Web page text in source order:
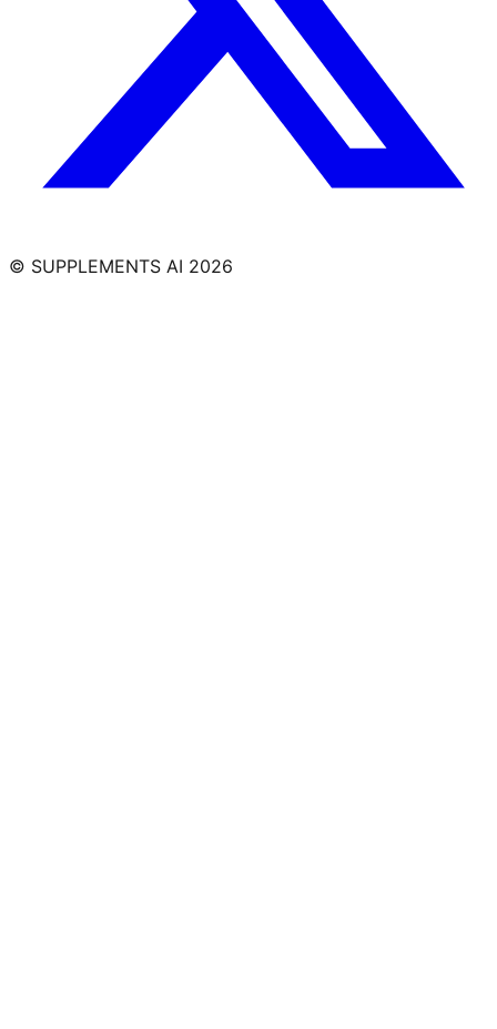
© SUPPLEMENTS AI 2026